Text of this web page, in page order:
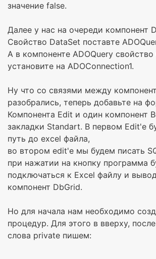
значение false.
Далее у нас на очереди компонент
Свойство DataSet поставте
А в компоненте ADOQuery
установите на ADOConnection1.
Ну что со связями между
разобрались, теперь добавьте на
Компонента Edit и один компонент
закладки Standart. В первом Edit'e
путь до excel файла,
во втором edit'e мы будем писать
при нажатии на кнопку программа
подключаться к Excel файлу и
компонент DbGrid.
Но для начала нам необходимо
процедур. Для этого в вверху,
слова private пишем: